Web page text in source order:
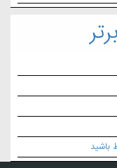
باشید